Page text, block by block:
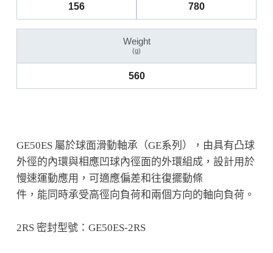
156 780
Weight
(g)
560
GE50ES 屬於球面滑動軸承（GE系列），由具有凸球
外徑的內環與相應凹球內徑面的外環組成，設計用於
慢速運動應用，可適應偏差和往復擺動條
件，能同時承受高徑向負荷和兩個方向的軸向負荷。
2RS 密封型號：GE50ES-2RS